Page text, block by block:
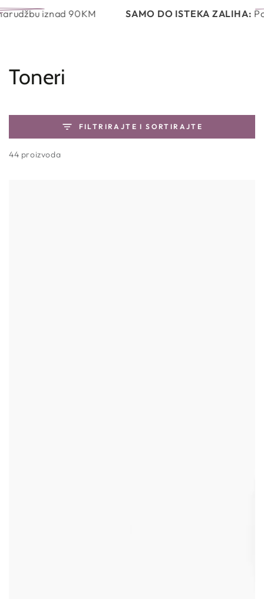
PRESKOČI NA
SADRŽAJ
iznad 90KM SAMO DO ISTEKA ZALIHA: Poklon
Kolekcija:
Toneri
FILTRIRAJTE I SORTIRAJTE
44 proizvoda